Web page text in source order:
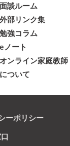
面談ルーム
外部リンク集
勉強コラム
eノート
オンライン家庭教師
について
ーポリシー